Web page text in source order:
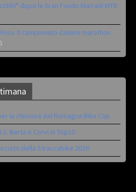
dopo la Gran Fondo Marradi MTB
Il campionato italiano marathon
la chiusura del Romagna Bike Cup
Berta e Corvi in Top10
della Straccabike 2026